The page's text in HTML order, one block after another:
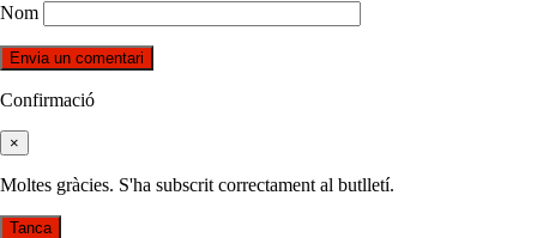
Nom
Confirmació
×
Moltes gràcies. S'ha subscrit correctament al butlletí.
Tanca